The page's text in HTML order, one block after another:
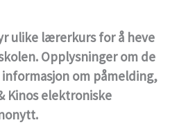
ulike lærerkurs for å heve
Opplysninger om de
om påmelding,
Kinos elektroniske